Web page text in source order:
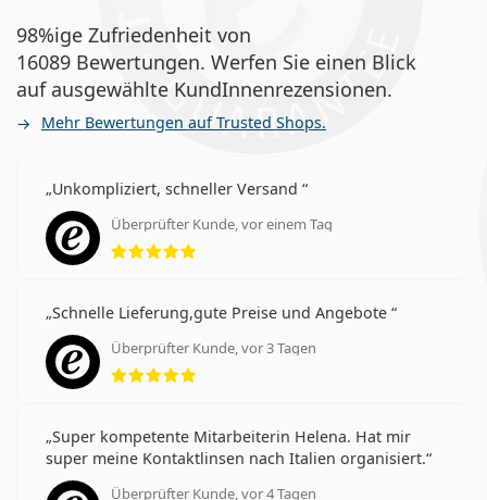
98%ige Zufriedenheit von
16089 Bewertungen. Werfen Sie einen Blick
auf ausgewählte KundInnenrezensionen.
Mehr Bewertungen auf Trusted Shops.
Unkompliziert, schneller Versand
Überprüfter Kunde, vor einem Tag
Bewertung 5 aus 5
Schnelle Lieferung,gute Preise und Angebote
Überprüfter Kunde, vor 3 Tagen
Bewertung 5 aus 5
Super kompetente Mitarbeiterin Helena. Hat mir
super meine Kontaktlinsen nach Italien organisiert.
Überprüfter Kunde, vor 4 Tagen